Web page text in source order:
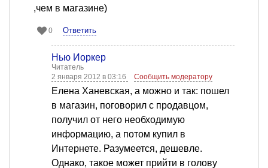
,чем в магазине)
0 Ответить
Нью Йоркер
Читатель
2 января 2012 в 03:16
Сообщить модератору
Елена Ханевская, а можно и так: пошел
в магазин, поговорил с продавцом,
получил от него необходимую
информацию, а потом купил в
Интернете. Разумеется, дешевле.
Однако, такое может прийти в голову